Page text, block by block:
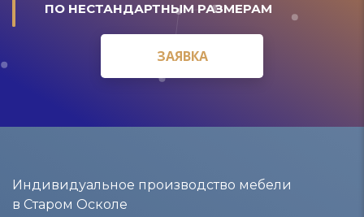
ПО НЕСТАНДАРТНЫМ РАЗМЕРАМ
ЗАЯВКА
ЗАЯВКА
Индивидуальное производство мебели
в Старом Осколе